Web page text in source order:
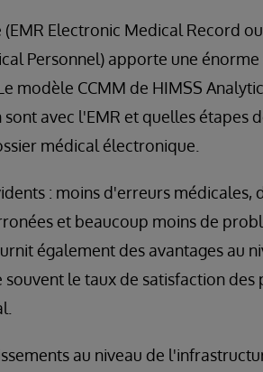
Electronic Medical Record
Personnel) apporte une
modèle CCMM de HIMSS
avec l'EMR et quelles étapes
médical électronique.
: moins d'erreurs
et beaucoup moins de
également des avantages au
le taux de satisfaction
au niveau de